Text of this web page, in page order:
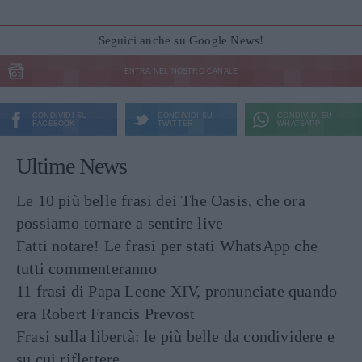
Seguici anche su Google News!
ENTRA NEL NOSTRO CANALE
CONDIVIDI SU
FACEBOOK
CONDIVIDI SU
TWITTER
CONDIVIDI SU
WHATSAPP
Ultime News
Le 10 più belle frasi dei The Oasis, che ora
possiamo tornare a sentire live
Fatti notare! Le frasi per stati WhatsApp che
tutti commenteranno
11 frasi di Papa Leone XIV, pronunciate quando
era Robert Francis Prevost
Frasi sulla libertà: le più belle da condividere e